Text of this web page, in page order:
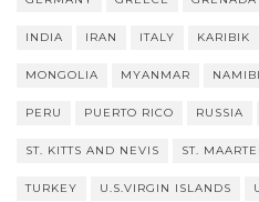
INDIA IRAN ITALY KARIBIK
MONGOLIA MYANMAR
PERU PUERTO RICO RUSSIA
ST. KITTS AND NEVIS ST.
TURKEY U.S.VIRGIN ISLANDS